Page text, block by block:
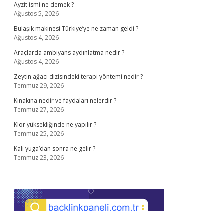
Ayzit ismi ne demek ?
Ağustos 5, 2026
Bulaşık makinesi Türkiye’ye ne zaman geldi ?
Ağustos 4, 2026
Araçlarda ambiyans aydınlatma nedir ?
Ağustos 4, 2026
Zeytin ağacı dizisindeki terapi yöntemi nedir ?
Temmuz 29, 2026
Kınakına nedir ve faydaları nelerdir ?
Temmuz 27, 2026
Klor yüksekliğinde ne yapılır ?
Temmuz 25, 2026
Kali yuga’dan sonra ne gelir ?
Temmuz 23, 2026